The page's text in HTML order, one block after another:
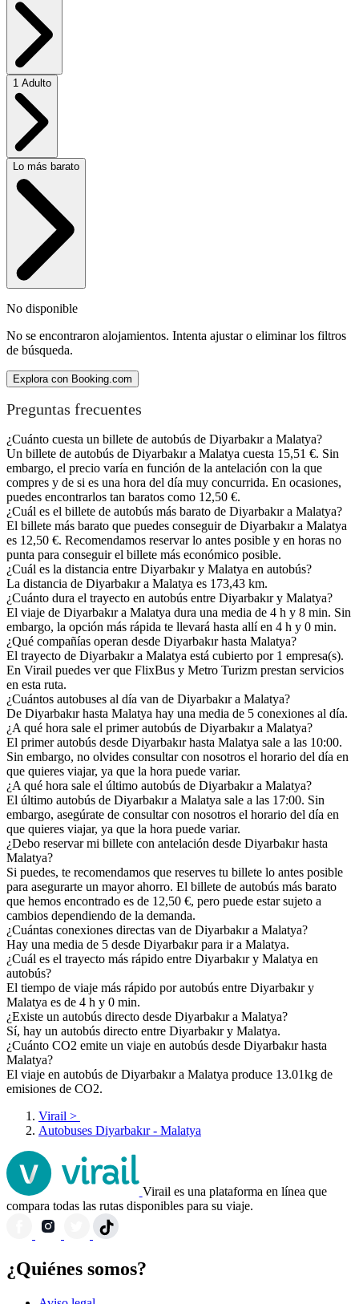
1 Adulto
Lo más barato
No disponible
No se encontraron alojamientos. Intenta ajustar o eliminar los filtros
de búsqueda.
Explora con Booking.com
Preguntas frecuentes
¿Cuánto cuesta un billete de autobús de Diyarbakır a Malatya?
Un billete de autobús de Diyarbakır a Malatya cuesta 15,51 €. Sin
embargo, el precio varía en función de la antelación con la que
compres y de si es una hora del día muy concurrida. En ocasiones,
puedes encontrarlos tan baratos como 12,50 €.
¿Cuál es el billete de autobús más barato de Diyarbakır a Malatya?
El billete más barato que puedes conseguir de Diyarbakır a Malatya
es 12,50 €. Recomendamos reservar lo antes posible y en horas no
punta para conseguir el billete más económico posible.
¿Cuál es la distancia entre Diyarbakır y Malatya en autobús?
La distancia de Diyarbakır a Malatya es 173,43 km.
¿Cuánto dura el trayecto en autobús entre Diyarbakır y Malatya?
El viaje de Diyarbakır a Malatya dura una media de 4 h y 8 min. Sin
embargo, la opción más rápida te llevará hasta allí en 4 h y 0 min.
¿Qué compañías operan desde Diyarbakır hasta Malatya?
El trayecto de Diyarbakır a Malatya está cubierto por 1 empresa(s).
En Virail puedes ver que FlixBus y Metro Turizm prestan servicios
en esta ruta.
¿Cuántos autobuses al día van de Diyarbakır a Malatya?
De Diyarbakır hasta Malatya hay una media de 5 conexiones al día.
¿A qué hora sale el primer autobús de Diyarbakır a Malatya?
El primer autobús desde Diyarbakır hasta Malatya sale a las 10:00.
Sin embargo, no olvides consultar con nosotros el horario del día en
que quieres viajar, ya que la hora puede variar.
¿A qué hora sale el último autobús de Diyarbakır a Malatya?
El último autobús de Diyarbakır a Malatya sale a las 17:00. Sin
embargo, asegúrate de consultar con nosotros el horario del día en
que quieres viajar, ya que la hora puede variar.
¿Debo reservar mi billete con antelación desde Diyarbakır hasta
Malatya?
Si puedes, te recomendamos que reserves tu billete lo antes posible
para asegurarte un mayor ahorro. El billete de autobús más barato
que hemos encontrado es de 12,50 €, pero puede estar sujeto a
cambios dependiendo de la demanda.
¿Cuántas conexiones directas van de Diyarbakır a Malatya?
Hay una media de 5 desde Diyarbakır para ir a Malatya.
¿Cuál es el trayecto más rápido entre Diyarbakır y Malatya en
autobús?
El tiempo de viaje más rápido por autobús entre Diyarbakır y
Malatya es de 4 h y 0 min.
¿Existe un autobús directo desde Diyarbakır a Malatya?
Sí, hay un autobús directo entre Diyarbakır y Malatya.
¿Cuánto CO2 emite un viaje en autobús desde Diyarbakır hasta
Malatya?
El viaje en autobús de Diyarbakır a Malatya produce 13.01kg de
emisiones de CO2.
Virail >
Autobuses Diyarbakır - Malatya
Virail es una plataforma en línea que
compara todas las rutas disponibles para su viaje.
¿Quiénes somos?